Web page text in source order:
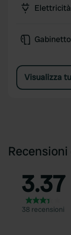
Elettricità
Gabinetto
Visualizza
3.37
38 recensioni